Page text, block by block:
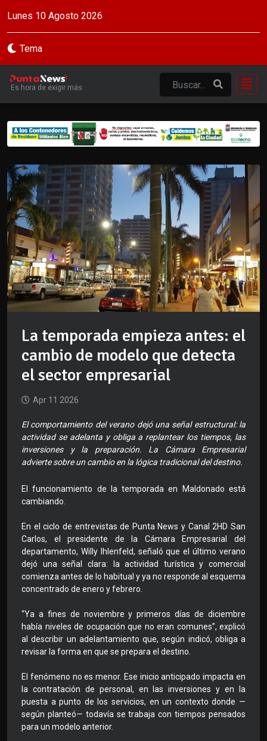
Lunes 10 Agosto 2026
Tema
Es hora de exigir más
La temporada empieza antes: el
cambio de modelo que detecta
el sector empresarial
Apr 11 2026
El comportamiento del verano dejó una señal estructural: la
actividad se adelanta y obliga a replantear los tiempos, las
inversiones y la preparación. La Cámara Empresarial
advierte sobre un cambio en la lógica tradicional del destino.
El funcionamiento de la temporada en Maldonado está
cambiando.
En el ciclo de entrevistas de Punta News y Canal 2HD San
Carlos, el presidente de la Cámara Empresarial del
departamento, Willy Ihlenfeld, señaló que el último verano
dejó una señal clara: la actividad turística y comercial
comienza antes de lo habitual y ya no responde al esquema
concentrado de enero y febrero.
“Ya a fines de noviembre y primeros días de diciembre
había niveles de ocupación que no eran comunes”, explicó
al describir un adelantamiento que, según indicó, obliga a
revisar la forma en que se prepara el destino.
El fenómeno no es menor. Ese inicio anticipado impacta en
la contratación de personal, en las inversiones y en la
puesta a punto de los servicios, en un contexto donde —
según planteó— todavía se trabaja con tiempos pensados
para un modelo anterior.